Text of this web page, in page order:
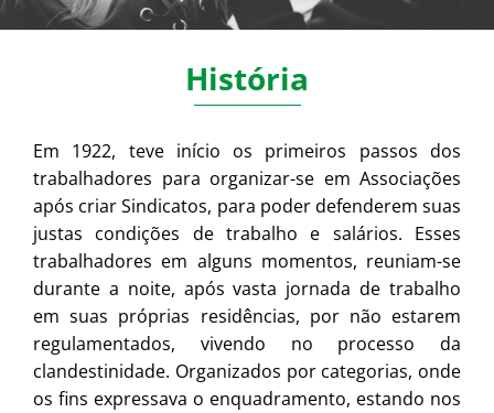
História
Em 1922, teve início os primeiros passos dos
trabalhadores para organizar-se em Associações
após criar Sindicatos, para poder defenderem suas
justas condições de trabalho e salários. Esses
trabalhadores em alguns momentos, reuniam-se
durante a noite, após vasta jornada de trabalho
em suas próprias residências, por não estarem
regulamentados, vivendo no processo da
clandestinidade. Organizados por categorias, onde
os fins expressava o enquadramento, estando nos